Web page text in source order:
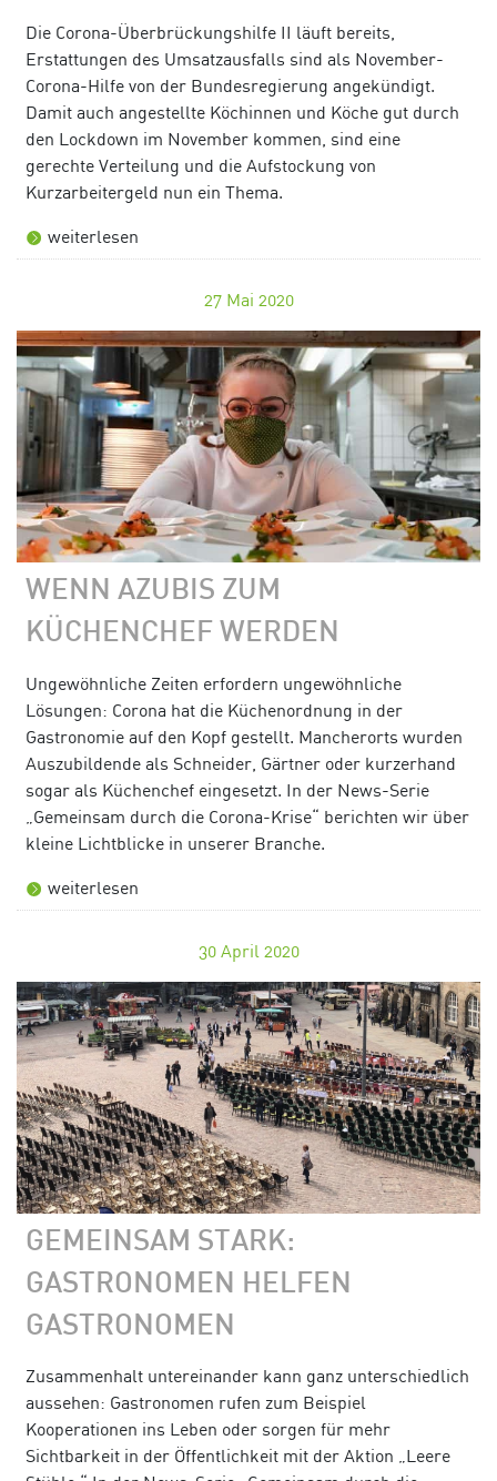
Die Corona-Überbrückungshilfe II läuft bereits,
Erstattungen des Umsatzausfalls sind als November-
Corona-Hilfe von der Bundesregierung angekündigt.
Damit auch angestellte Köchinnen und Köche gut durch
den Lockdown im November kommen, sind eine
gerechte Verteilung und die Aufstockung von
Kurzarbeitergeld nun ein Thema.
weiterlesen
27 Mai 2020
WENN AZUBIS ZUM
KÜCHENCHEF WERDEN
Ungewöhnliche Zeiten erfordern ungewöhnliche
Lösungen: Corona hat die Küchenordnung in der
Gastronomie auf den Kopf gestellt. Mancherorts wurden
Auszubildende als Schneider, Gärtner oder kurzerhand
sogar als Küchenchef eingesetzt. In der News-Serie
„Gemeinsam durch die Corona-Krise“ berichten wir über
kleine Lichtblicke in unserer Branche.
weiterlesen
30 April 2020
GEMEINSAM STARK:
GASTRONOMEN HELFEN
GASTRONOMEN
Zusammenhalt untereinander kann ganz unterschiedlich
aussehen: Gastronomen rufen zum Beispiel
Kooperationen ins Leben oder sorgen für mehr
Sichtbarkeit in der Öffentlichkeit mit der Aktion „Leere